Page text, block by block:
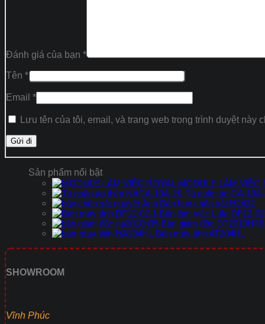
Đánh giá của bạn *
Tên *
Email *
Lưu tên của tôi, email, và trang web trong trình duyệt này
Sản phẩm nổi bật
MODULE LÀM VIỆC
Tủ quần áo CA-
Bàn họp chân sắt H2412
Bàn làm việc Lufa DF12-02
Bàn giám đốc DT2010H35
Bàn máy tính AT204HL
SHOWROOM
Vĩnh Phúc